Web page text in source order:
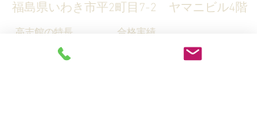
​福島県いわき市平2町目7-2 ヤマニビル4階
高志館の特長
予備校（全日制）
高校生・高専生指
合格実績
入塾までの流れ